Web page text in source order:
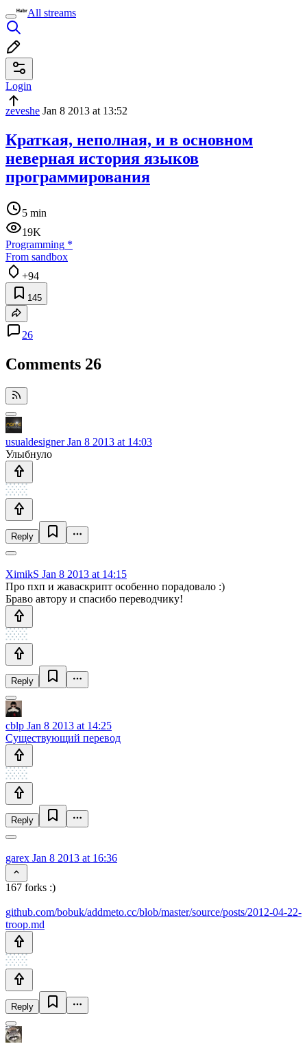
All streams
Login
zeveshe Jan 8 2013 at 13:52
Краткая, неполная, и в основном
неверная история языков
программирования
5 min
19K
Programming *
From sandbox
+94
145
26
Comments 26
usualdesignerJan 8 2013 at 14:03
Улыбнуло
Reply
XimikS Jan 8 2013 at 14:15
Про пхп и жаваскрипт особенно порадовало :)
Браво автору и спасибо переводчику!
Reply
cblp Jan 8 2013 at 14:25
Существующий перевод
Reply
garex Jan 8 2013 at 16:36
167 forks :)
github.com/bobuk/addmeto.cc/blob/master/source/posts/2012-04-22-
troop.md
Reply